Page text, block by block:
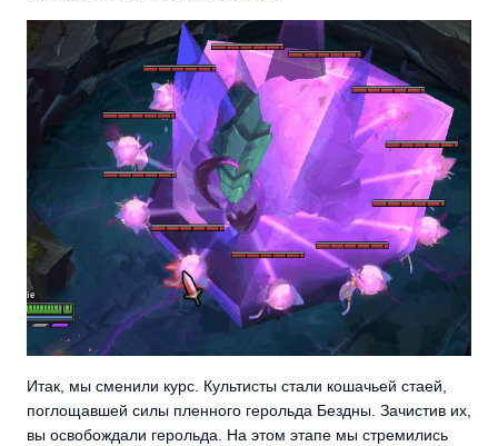
Итак, мы сменили курс. Культисты стали кошачьей стаей,
поглощавшей силы пленного герольда Бездны. Зачистив их,
вы освобождали герольда. На этом этапе мы стремились